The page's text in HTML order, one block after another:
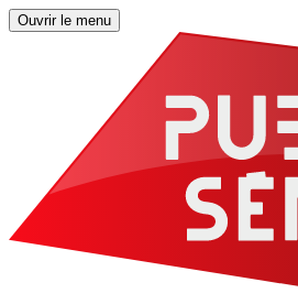
Ouvrir le menu